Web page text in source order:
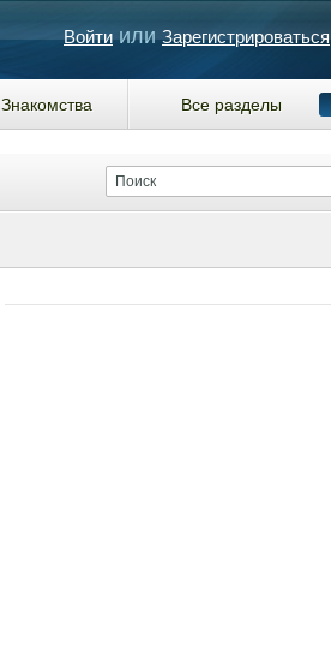
ВойтиилиЗарегистрироваться
Знакомства Все разделы